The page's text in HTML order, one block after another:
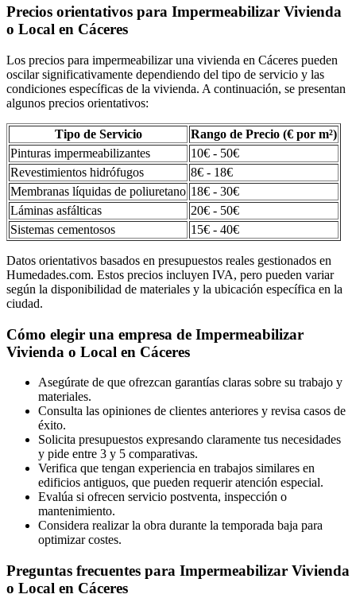
Precios orientativos para Impermeabilizar Vivienda
o Local en Cáceres
Los precios para impermeabilizar una vivienda en Cáceres pueden
oscilar significativamente dependiendo del tipo de servicio y las
condiciones específicas de la vivienda. A continuación, se presentan
algunos precios orientativos:
Tipo de Servicio
Rango de Precio (€ por m²)
Pinturas impermeabilizantes
10€ - 50€
Revestimientos hidrófugos
8€ - 18€
Membranas líquidas de poliuretano 18€ - 30€
Láminas asfálticas
20€ - 50€
Sistemas cementosos
15€ - 40€
Datos orientativos basados en presupuestos reales gestionados en
Humedades.com. Estos precios incluyen IVA, pero pueden variar
según la disponibilidad de materiales y la ubicación específica en la
ciudad.
Cómo elegir una empresa de Impermeabilizar
Vivienda o Local en Cáceres
Asegúrate de que ofrezcan garantías claras sobre su trabajo y
materiales.
Consulta las opiniones de clientes anteriores y revisa casos de
éxito.
Solicita presupuestos expresando claramente tus necesidades
y pide entre 3 y 5 comparativas.
Verifica que tengan experiencia en trabajos similares en
edificios antiguos, que pueden requerir atención especial.
Evalúa si ofrecen servicio postventa, inspección o
mantenimiento.
Considera realizar la obra durante la temporada baja para
optimizar costes.
Preguntas frecuentes para Impermeabilizar Vivienda
o Local en Cáceres